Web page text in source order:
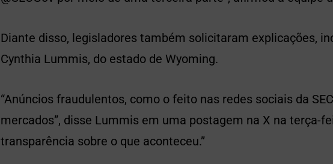
Diante disso, legisladores também solicitaram explicações,
Cynthia Lummis, do estado de Wyoming.
“Anúncios fraudulentos, como o feito nas redes sociais da
mercados”, disse Lummis em uma postagem na X na terça-
transparência sobre o que aconteceu.”